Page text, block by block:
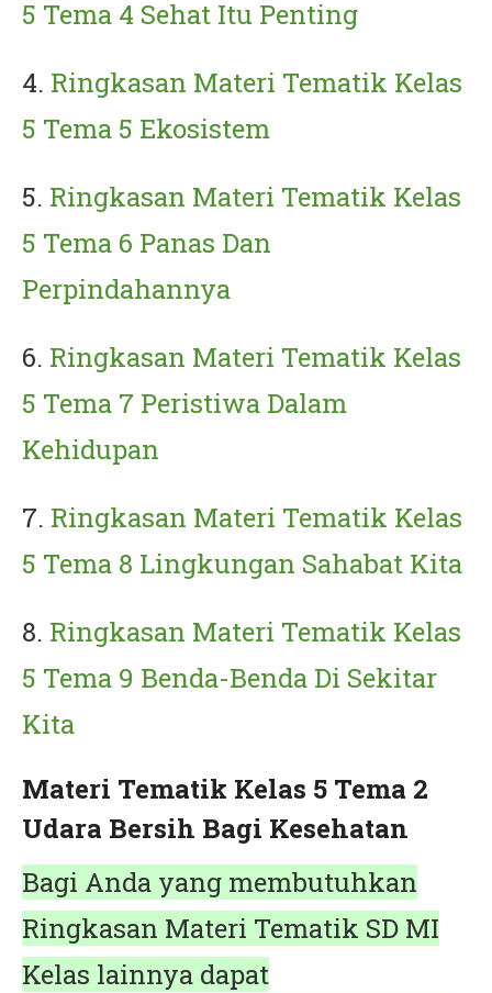
5 Tema 4 Sehat Itu Penting
4. Ringkasan Materi Tematik Kelas
5 Tema 5 Ekosistem
5. Ringkasan Materi Tematik Kelas
5 Tema 6 Panas Dan
Perpindahannya
6. Ringkasan Materi Tematik Kelas
5 Tema 7 Peristiwa Dalam
Kehidupan
7. Ringkasan Materi Tematik Kelas
5 Tema 8 Lingkungan Sahabat Kita
8. Ringkasan Materi Tematik Kelas
5 Tema 9 Benda-Benda Di Sekitar
Kita
Materi Tematik Kelas 5 Tema 2
Udara Bersih Bagi Kesehatan
Bagi Anda yang membutuhkan
Ringkasan Materi Tematik SD MI
Kelas lainnya dapat